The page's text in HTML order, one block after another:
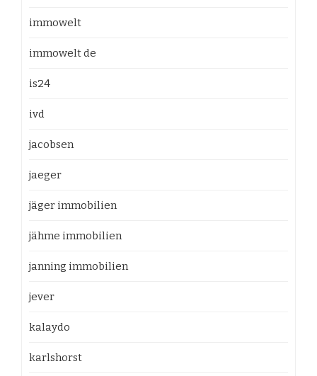
immowelt
immowelt de
is24
ivd
jacobsen
jaeger
jäger immobilien
jähme immobilien
janning immobilien
jever
kalaydo
karlshorst